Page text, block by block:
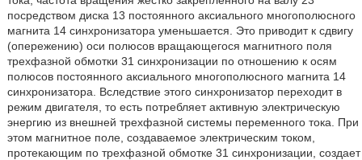
посредством диска 13 постоянного аксиального многополюсного
магнита 14 синхронизатора уменьшается. Это приводит к сдвигу
(опережению) оси полюсов вращающегося магнитного поля
трехфазной обмотки 31 синхронизации по отношению к осям
полюсов постоянного аксиального многополюсного магнита 14
синхронизатора. Вследствие этого синхронизатор переходит в
режим двигателя, то есть потребляет активную электрическую
энергию из внешней трехфазной системы переменного тока. При
этом магнитное поле, создаваемое электрическим током,
протекающим по трехфазной обмотке 31 синхронизации, создает